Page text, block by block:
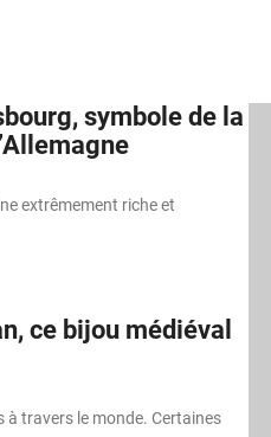
symbole de la
extrêmement riche et
ce bijou médiéval
travers le monde. Certaines